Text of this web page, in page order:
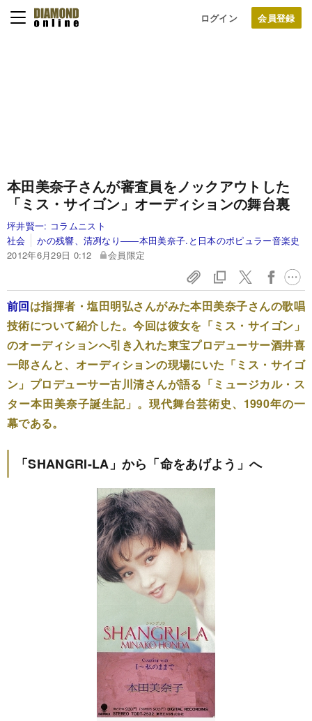
ログイン
本田美奈子さんが審査員をノックアウトした
「ミス・サイゴン」オーディションの舞台裏
坪井賢一: コラムニスト
社会
かの残響、清冽なり――本田美奈子.と日本のポピュラー音楽史
2012年6月29日 0:12
会員限定
前回は指揮者・塩田明弘さんがみた本田美奈子さんの歌唱
技術について紹介した。今回は彼女を「ミス・サイゴン」
のオーディションへ引き入れた東宝プロデューサー酒井喜
一郎さんと、オーディションの現場にいた「ミス・サイゴ
ン」プロデューサー古川清さんが語る「ミュージカル・ス
ター本田美奈子誕生記」。現代舞台芸術史、1990年の一
幕である。
「SHANGRI-LA」から「命をあげよう」へ